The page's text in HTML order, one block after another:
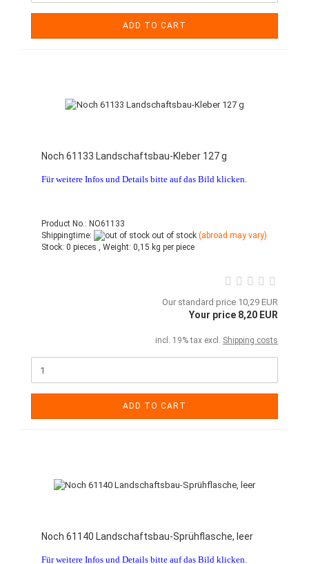
ADD TO CART
Noch 61133 Landschaftsbau-Kleber 127 g
Für weitere Infos und Details bitte auf das Bild klicken.
Product No.: NO61133
Shippingtime:
out of stock (abroad may vary)
Stock: 0 pieces , Weight: 0,15 kg per piece
Our standard price 10,29 EUR
Your price 8,20 EUR
incl. 19% tax excl. Shipping costs
ADD TO CART
Noch 61140 Landschaftsbau-Sprühflasche, leer
Für weitere Infos und Details bitte auf das Bild klicken.